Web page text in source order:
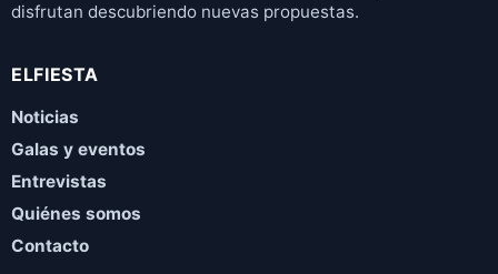
disfrutan descubriendo nuevas propuestas.
ELFIESTA
Noticias
Galas y eventos
Entrevistas
Quiénes somos
Contacto